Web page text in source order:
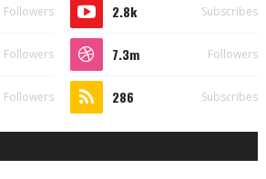
Followers 2.8k Subscribes
Followers 7.3m Followers
Followers 286 Subscribes